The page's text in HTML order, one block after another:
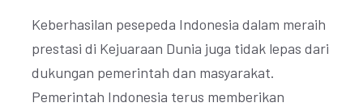
Keberhasilan pesepeda Indonesia dalam meraih
prestasi di Kejuaraan Dunia juga tidak lepas dari
dukungan pemerintah dan masyarakat.
Pemerintah Indonesia terus memberikan